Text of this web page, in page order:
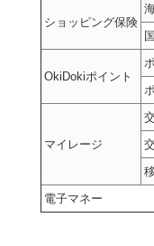
ショッピング保険
OkiDokiポイント
マイレージ
電子マネー